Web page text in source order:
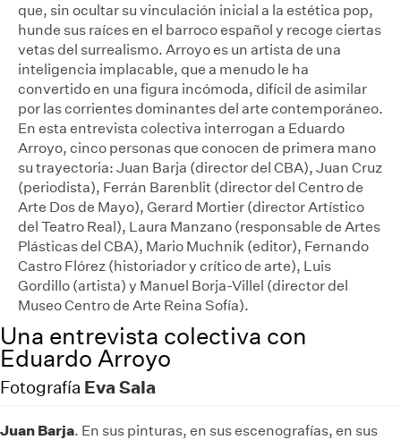
que, sin ocultar su vinculación inicial a la estética pop,
hunde sus raíces en el barroco español y recoge ciertas
vetas del surrealismo. Arroyo es un artista de una
inteligencia implacable, que a menudo le ha
convertido en una figura incómoda, difícil de asimilar
por las corrientes dominantes del arte contemporáneo.
En esta entrevista colectiva interrogan a Eduardo
Arroyo, cinco personas que conocen de primera mano
su trayectoria: Juan Barja (director del CBA), Juan Cruz
(periodista), Ferrán Barenblit (director del Centro de
Arte Dos de Mayo), Gerard Mortier (director Artístico
del Teatro Real), Laura Manzano (responsable de Artes
Plásticas del CBA), Mario Muchnik (editor), Fernando
Castro Flórez (historiador y crítico de arte), Luis
Gordillo (artista) y Manuel Borja-Villel (director del
Museo Centro de Arte Reina Sofía).
Una entrevista colectiva con
Eduardo Arroyo
Fotografía Eva Sala
Juan Barja. En sus pinturas, en sus escenografías, en sus